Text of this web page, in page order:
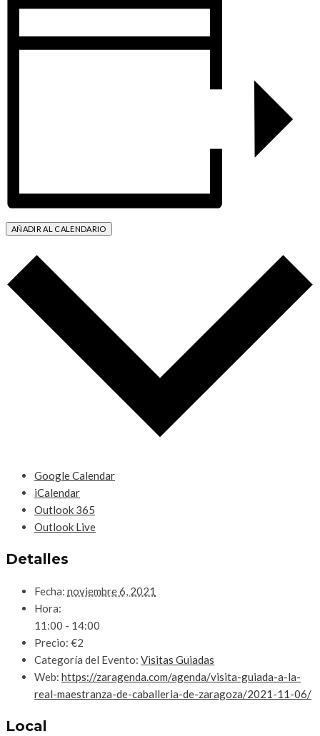
AÑADIR AL CALENDARIO
Google Calendar
iCalendar
Outlook 365
Outlook Live
Detalles
Fecha: noviembre 6, 2021
Hora:
11:00 - 14:00
Precio: €2
Categoría del Evento: Visitas Guiadas
Web: https://zaragenda.com/agenda/visita-guiada-a-la-
real-maestranza-de-caballeria-de-zaragoza/2021-11-06/
Local